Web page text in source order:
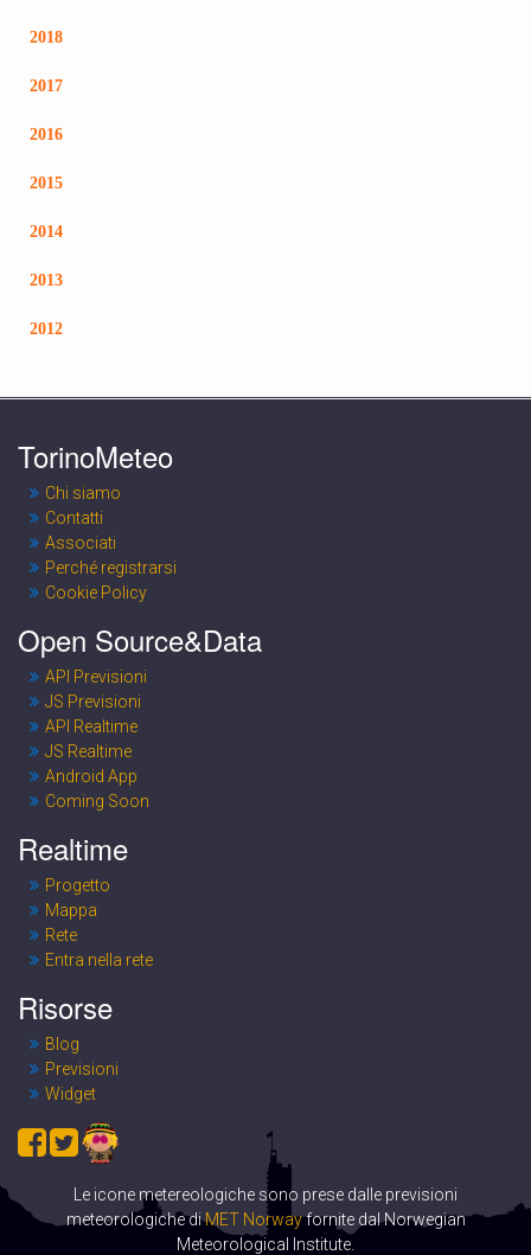
2018
2017
2016
2015
2014
2013
2012
TorinoMeteo
Chi siamo
Contatti
Associati
Perché registrarsi
Cookie Policy
Open Source&Data
API Previsioni
JS Previsioni
API Realtime
JS Realtime
Android App
Coming Soon
Realtime
Progetto
Mappa
Rete
Entra nella rete
Risorse
Blog
Previsioni
Widget
Le icone metereologiche sono prese dalle previsioni
meteorologiche diMET Norwayfornite dal Norwegian
Meteorological Institute.